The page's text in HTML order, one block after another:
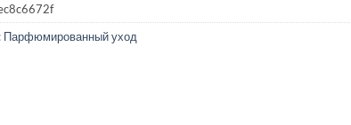
Парфюмированный уход